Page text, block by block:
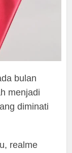
bulan
menjadi
diminati
realme